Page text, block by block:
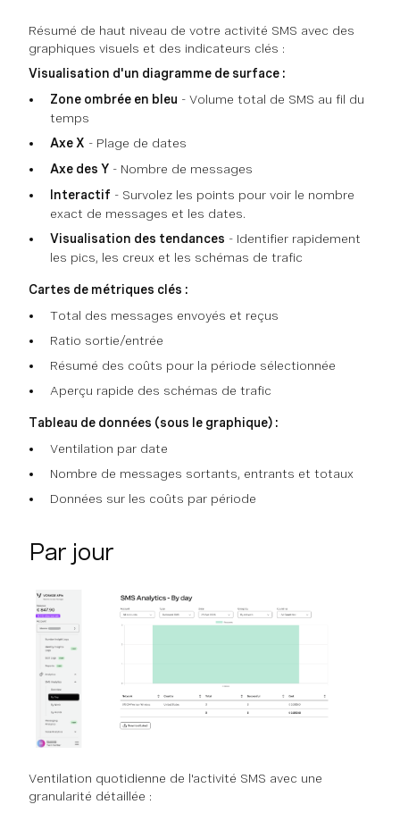
Résumé de haut niveau de votre activité SMS avec des
graphiques visuels et des indicateurs clés :
Visualisation d'un diagramme de surface :
Zone ombrée en bleu - Volume total de SMS au fil du
temps
Axe X - Plage de dates
Axe des Y - Nombre de messages
Interactif - Survolez les points pour voir le nombre
exact de messages et les dates.
Visualisation des tendances - Identifier rapidement
les pics, les creux et les schémas de trafic
Cartes de métriques clés :
Total des messages envoyés et reçus
Ratio sortie/entrée
Résumé des coûts pour la période sélectionnée
Aperçu rapide des schémas de trafic
Tableau de données (sous le graphique) :
Ventilation par date
Nombre de messages sortants, entrants et totaux
Données sur les coûts par période
Par jour
Ventilation quotidienne de l'activité SMS avec une
granularité détaillée :